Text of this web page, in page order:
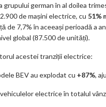
grupului german în al doilea
de mașini electrice, cu 51%
de 7,7% în aceeași perioadă a
global (87.500 de unități).
acestei tranziții electrice:
BEV au explodat cu +87%,
electrice în totalul